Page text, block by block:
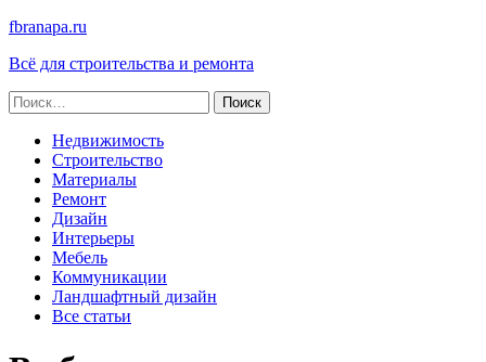
fbranapa.ru
Всё для строительства и ремонта
Найти:
Недвижимость
Строительство
Материалы
Ремонт
Дизайн
Интерьеры
Мебель
Коммуникации
Ландшафтный дизайн
Все статьи